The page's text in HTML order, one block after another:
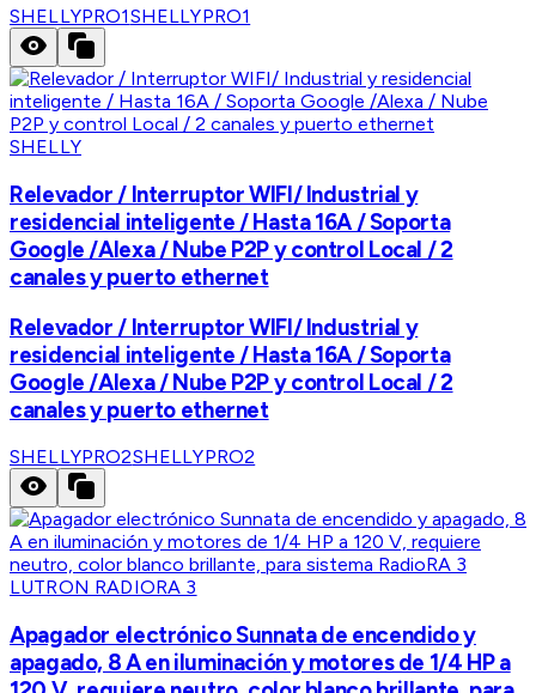
SHELLYPRO1SHELLYPRO1
SHELLY
Relevador / Interruptor WIFI/ Industrial y
residencial inteligente / Hasta 16A / Soporta
Google /Alexa / Nube P2P y control Local / 2
canales y puerto ethernet
Relevador / Interruptor WIFI/ Industrial y
residencial inteligente / Hasta 16A / Soporta
Google /Alexa / Nube P2P y control Local / 2
canales y puerto ethernet
SHELLYPRO2SHELLYPRO2
LUTRON RADIORA 3
Apagador electrónico Sunnata de encendido y
apagado, 8 A en iluminación y motores de 1/4 HP a